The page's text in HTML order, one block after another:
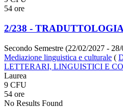
54 ore
2/238 -
Secondo Semestre (22/02/2027 -
Mediazione linguistica e culturale (
LETTERARI, LINGUISTICI E
Laurea
9 CFU
54 ore
No Results Found